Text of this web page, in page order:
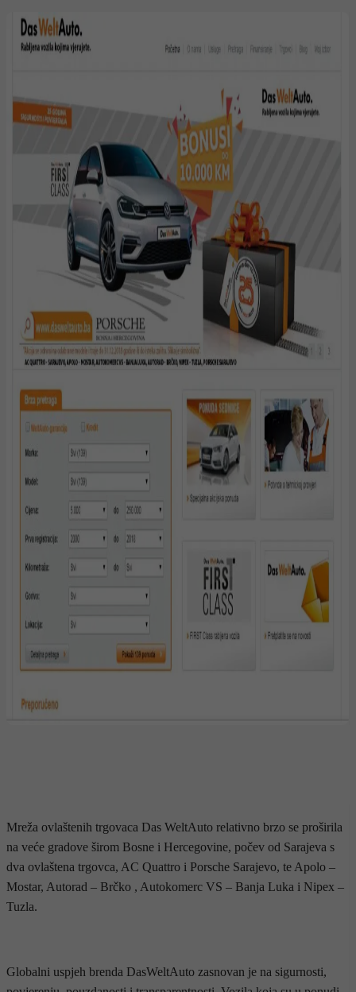
Mreža ovlaštenih trgovaca Das WeltAuto relativno brzo se proširila
na veće gradove širom Bosne i Hercegovine, počev od Sarajeva s
dva ovlaštena trgovca, AC Quattro i Porsche Sarajevo, te Apolo –
Mostar, Autorad – Brčko , Autokomerc VS – Banja Luka i Nipex –
Tuzla.
Globalni uspjeh brenda DasWeltAuto zasnovan je na sigurnosti,